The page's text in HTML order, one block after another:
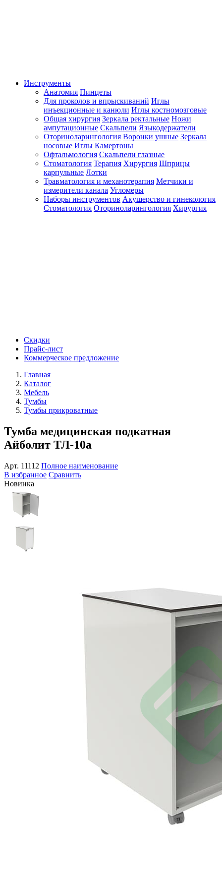
Инструменты
Анатомия Пинцеты
Для проколов и впрыскиваний Иглы
инъекционные и канюли Иглы костномозговые
Общая хирургия Зеркала ректальные Ножи
ампутационные Скальпели Языкодержатели
Оториноларингология Воронки ушные Зеркала
носовые Иглы Камертоны
Офтальмология Скальпели глазные
Стоматология Терапия Хирургия Шприцы
карпульные Лотки
Травматология и механотерапия Метчики и
измерители канала Угломеры
Наборы инструментов Акушерство и гинекология
Стоматология Оториноларингология Хирургия
Скидки
Прайс-лист
Коммерческое предложение
Главная
Каталог
Мебель
Тумбы
Тумбы прикроватные
Тумба медицинская подкатная
Айболит ТЛ-10а
Арт. 11112 Полное наименование
В избранное Сравнить
Новинка